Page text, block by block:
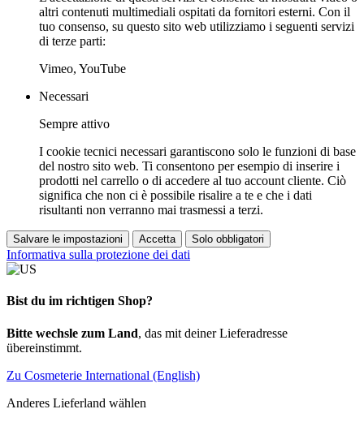
altri contenuti multimediali ospitati da fornitori esterni. Con il
tuo consenso, su questo sito web utilizziamo i seguenti servizi
di terze parti:
Vimeo, YouTube
Necessari
Sempre attivo
I cookie tecnici necessari garantiscono solo le funzioni di base
del nostro sito web. Ti consentono per esempio di inserire i
prodotti nel carrello o di accedere al tuo account cliente. Ciò
significa che non ci è possibile risalire a te e che i dati
risultanti non verranno mai trasmessi a terzi.
Salvare le impostazioni Accetta Solo obbligatori
Informativa sulla protezione dei dati
Bist du im richtigen Shop?
Bitte wechsle zum Land, das mit deiner Lieferadresse
übereinstimmt.
Zu Cosmeterie International (English)
Anderes Lieferland wählen